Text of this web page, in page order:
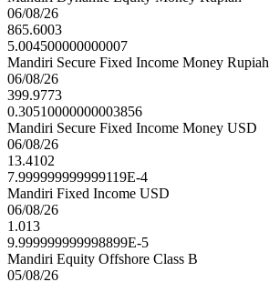
06/08/26
865.6003
5.004500000000007
Mandiri Secure Fixed Income Money Rupiah
06/08/26
399.9773
0.30510000000003856
Mandiri Secure Fixed Income Money USD
06/08/26
13.4102
7.999999999999119E-4
Mandiri Fixed Income USD
06/08/26
1.013
9.999999999998899E-5
Mandiri Equity Offshore Class B
05/08/26